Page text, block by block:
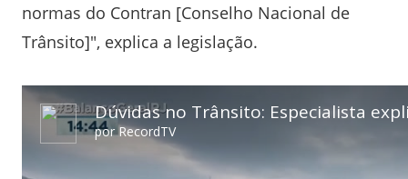
normas do Contran [Conselho Nacional de
Trânsito]", explica a legislação.